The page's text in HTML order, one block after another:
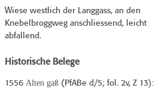
Wiese westlich der Langgass, an den
Knebelbroggweg anschliessend, leicht
abfallend.
Historische Belege
1556 Alten gaß( PfABe d/5; fol. 2v, Z 13):